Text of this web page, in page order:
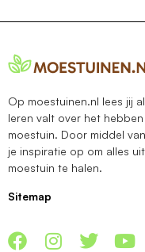
Op moestuinen.nl lees jij
leren valt over het hebben
moestuin. Door middel
je inspiratie op om alles
moestuin te halen.
Sitemap